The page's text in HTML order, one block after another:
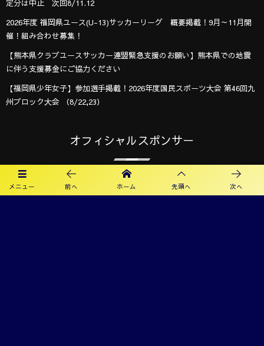
メニュー 前へ ホーム 先頭へ 次へ
定分は中止 次回8/11.12
2026年度 福岡県ユース(U-13)サッカーリーグ 概要掲載！9月～11月開
催！組み合わせ募集！
【熊本県クラブユースサッカー連盟緊急支援のお願い】熊本県での地震
に伴う支援募金にご協力ください
【福岡県少年女子】参加選手掲載！2026年度国民スポーツ大会 第46回九
州ブロック大会 （8/22,23）
オフィシャルスポンサー